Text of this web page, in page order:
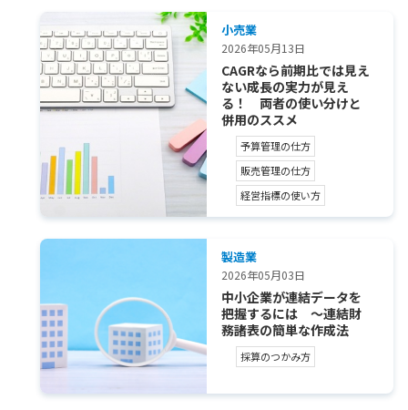
小売業
2026年05月13日
CAGRなら前期比では見え
ない成長の実力が見え
る！ 両者の使い分けと
併用のススメ
予算管理の仕方
販売管理の仕方
経営指標の使い方
製造業
2026年05月03日
中小企業が連結データを
把握するには ～連結財
務諸表の簡単な作成法
採算のつかみ方